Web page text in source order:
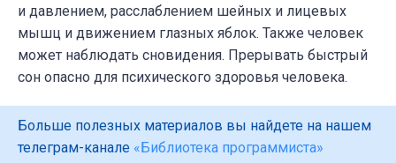
и давлением, расслаблением шейных и лицевых
мышц и движением глазных яблок. Также человек
может наблюдать сновидения. Прерывать быстрый
сон опасно для психического здоровья человека.
Больше полезных материалов вы найдете на нашем
телеграм-канале «Библиотека программиста»